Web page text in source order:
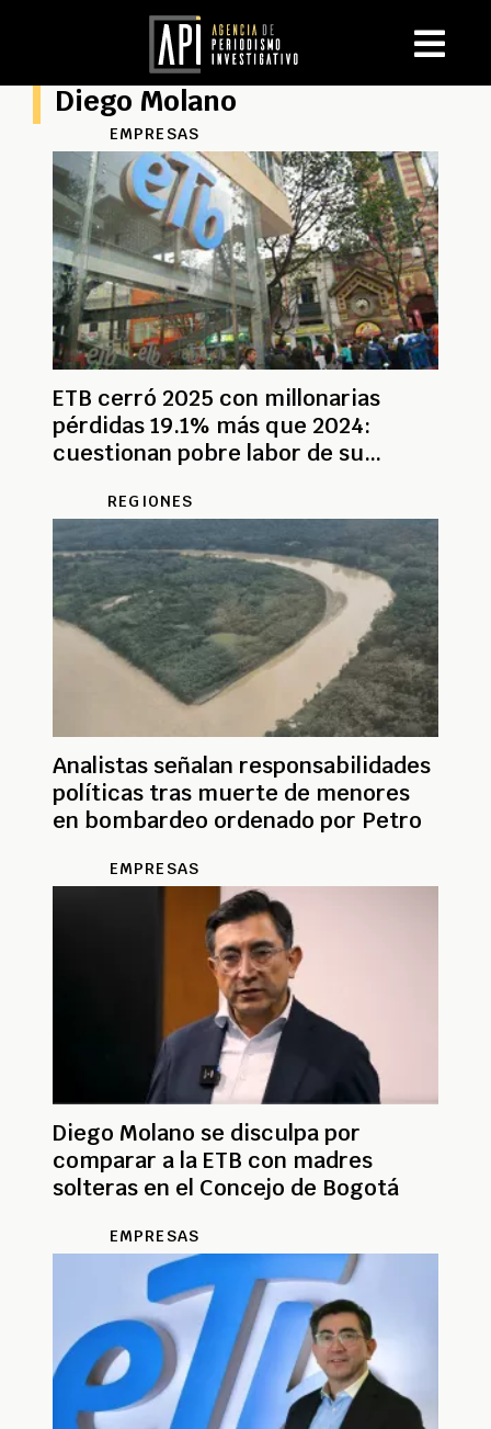
Diego Molano
EMPRESAS
ETB cerró 2025 con millonarias
pérdidas 19.1% más que 2024:
cuestionan pobre labor de su
REGIONES
Analistas señalan responsabilidades
políticas tras muerte de menores
en bombardeo ordenado por Petro
EMPRESAS
Diego Molano se disculpa por
comparar a la ETB con madres
solteras en el Concejo de Bogotá
EMPRESAS